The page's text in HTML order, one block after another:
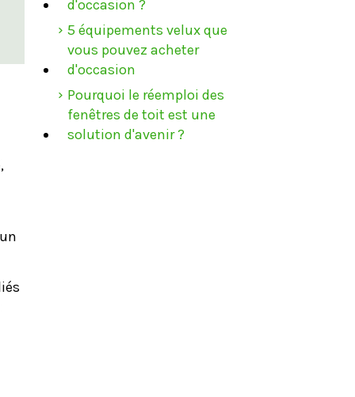
d'occasion ?
5 équipements velux que
vous pouvez acheter
d'occasion
Pourquoi le réemploi des
fenêtres de toit est une
solution d'avenir ?